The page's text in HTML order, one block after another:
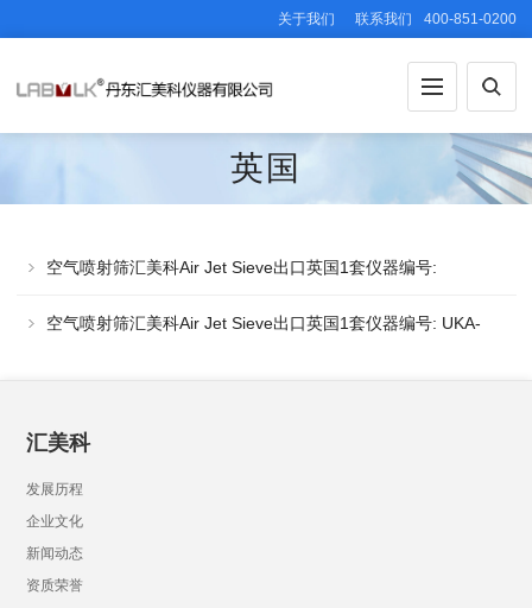
关于我们 联系我们 400-851-0200
英国
空气喷射筛汇美科Air Jet Sieve出口英国1套仪器编号:
UK05101002
空气喷射筛汇美科Air Jet Sieve出口英国1套仪器编号: UKA-
SPP-0510
汇美科
发展历程
企业文化
新闻动态
资质荣誉